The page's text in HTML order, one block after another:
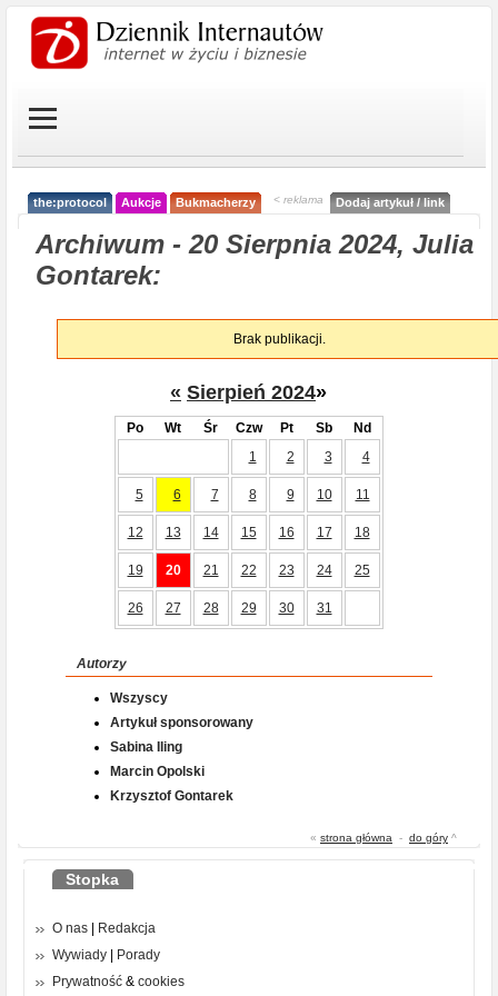
the:protocol Aukcje Bukmacherzy < reklama Dodaj artykuł / link
Archiwum - 20 Sierpnia 2024, Julia
Gontarek:
Brak publikacji.
« Sierpień 2024»
Po Wt Śr Czw Pt Sb
Nd
1
2 3 4
5 6 7 8 9 10 11
12 13 14 15 16 17 18
19 20 21 22 23 24 25
26 27 28 29 30 31
Autorzy
Wszyscy
Artykuł sponsorowany
Sabina Iling
Marcin Opolski
Krzysztof Gontarek
« strona główna - do góry ^
Stopka
O nas
Redakcja
Wywiady
Porady
Prywatność & cookies